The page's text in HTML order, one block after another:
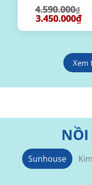
4.590.000₫
Giá
gốc
là:
3.450.000₫Giá
tại
Xem
Sunhouse